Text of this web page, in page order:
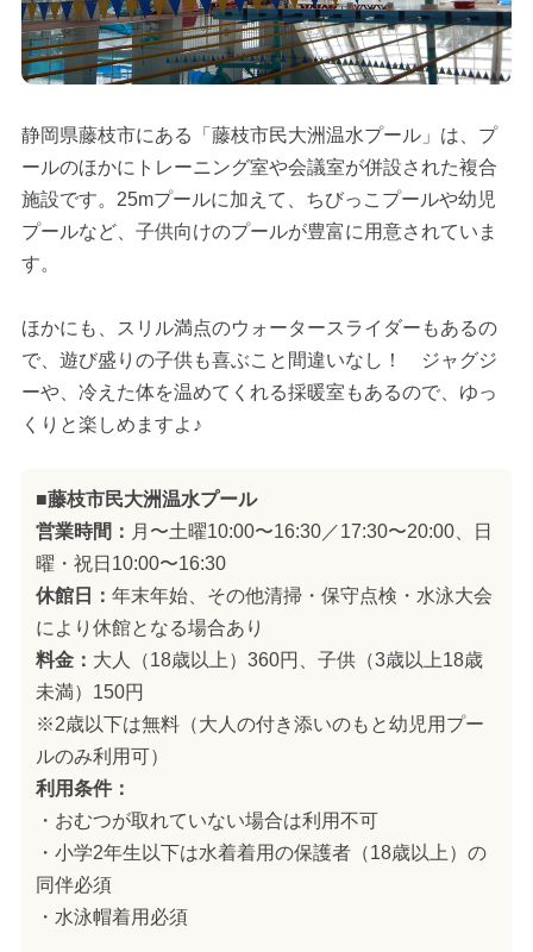
静岡県藤枝市にある「藤枝市民大洲温水プール」は、プ
ールのほかにトレーニング室や会議室が併設された複合
施設です。25mプールに加えて、ちびっこプールや幼児
プールなど、子供向けのプールが豊富に用意されていま
す。
ほかにも、スリル満点のウォータースライダーもあるの
で、遊び盛りの子供も喜ぶこと間違いなし！ ジャグジ
ーや、冷えた体を温めてくれる採暖室もあるので、ゆっ
くりと楽しめますよ♪
■藤枝市民大洲温水プール
営業時間： 月〜土曜10:00〜16:30／17:30〜20:00、日
曜・祝日10:00〜16:30
休館日： 年末年始、その他清掃・保守点検・水泳大会
により休館となる場合あり
料金： 大人（18歳以上）360円、子供（3歳以上18歳
未満）150円
※2歳以下は無料（大人の付き添いのもと幼児用プー
ルのみ利用可）
利用条件：
・おむつが取れていない場合は利用不可
・小学2年生以下は水着着用の保護者（18歳以上）の
同伴必須
・水泳帽着用必須